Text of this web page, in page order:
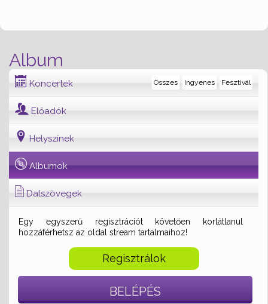
Album
Koncertek Fesztivál
Ingyenes
Összes
Előadók
Helyszínek
Albumok
Dalszövegek
Egy egyszerű regisztrációt követően korlátlanul
hozzáférhetsz az oldal stream tartalmaihoz!
Regisztrálok
BELÉPÉS